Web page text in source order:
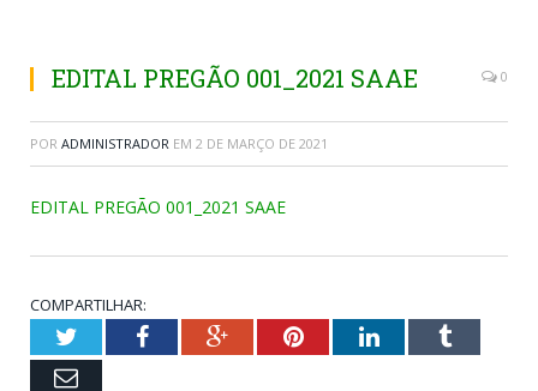
EDITAL PREGÃO 001_2021 SAAE 0
POR ADMINISTRADOR EM 2 DE MARÇO DE 2021
EDITAL PREGÃO 001_2021 SAAE
COMPARTILHAR:
TwitterFacebookGoogle+PinterestLinkedInTumblr
Email